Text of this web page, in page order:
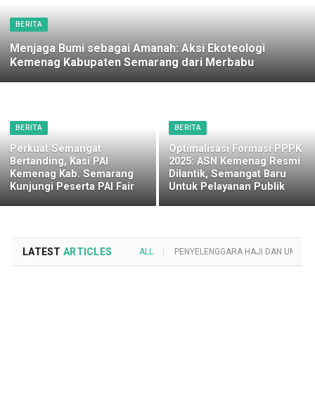
BERITA
Menjaga Bumi sebagai Amanah: Aksi Ekoteologi
Kemenag Kabupaten Semarang dari Merbabu
BERITA
Perkuat Semangat
Bertanding, Kasi PAI
Kemenag Kab. Semarang
Kunjungi Peserta PAI Fair
BERITA
Optimalisasi Formasi PPPK
2025: ASN Kemenag Resmi
Dilantik, Semangat Baru
Untuk Pelayanan Publik
LATEST ARTICLES ALL PENYELENGGARA HAJI DAN UMROH